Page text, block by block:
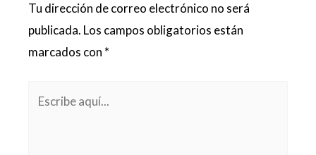
Tu dirección de correo electrónico no será
publicada. Los campos obligatorios están
marcados con *